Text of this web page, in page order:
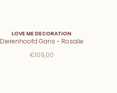
LOVE ME DECORATION
Dierenhoofd Gans - Rosalie
€109,00